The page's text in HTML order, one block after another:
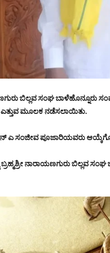
ಬಿಲ್ಲವ ಸಂಘ ಬಾಳೆಹೊನ್ನೂರು
ಮೂಲಕ ನಡೆಸಲಾಯಿತು.
ಎ ಸಂಜೀವ ಪೂಜಾರಿಯವರು
ಬ್ರಹ್ಮಶ್ರೀ ನಾರಾಯಣಗುರು ಬಿಲ್ಲವ